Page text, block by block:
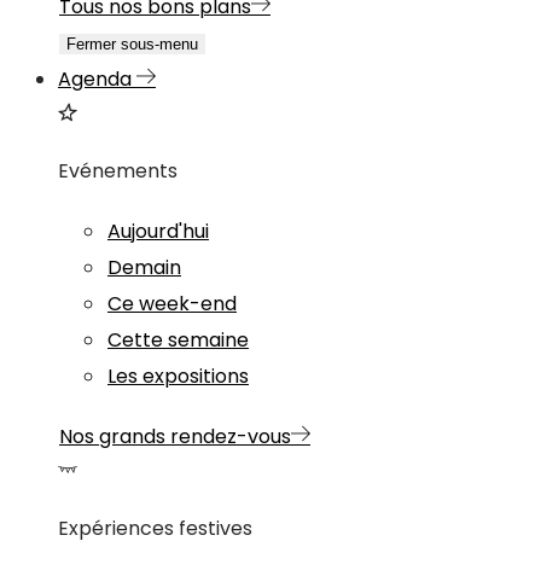
Tous nos bons plans
Fermer sous-menu
Agenda
Evénements
Aujourd'hui
Demain
Ce week-end
Cette semaine
Les expositions
Nos grands rendez-vous
Expériences festives